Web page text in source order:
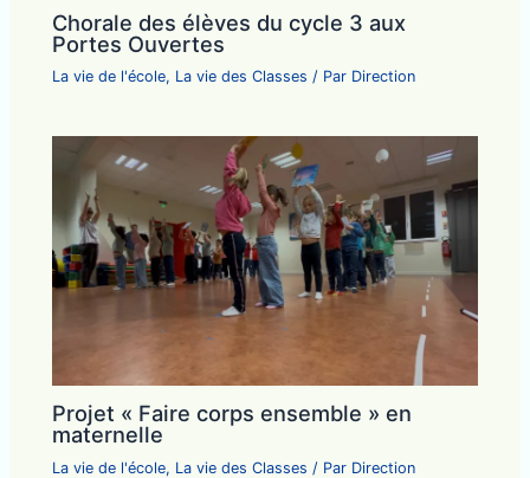
Chorale des élèves du cycle 3 aux
Portes Ouvertes
La vie de l'école, La vie des Classes / Par Direction
Projet « Faire corps ensemble » en
maternelle
La vie de l'école, La vie des Classes / Par Direction